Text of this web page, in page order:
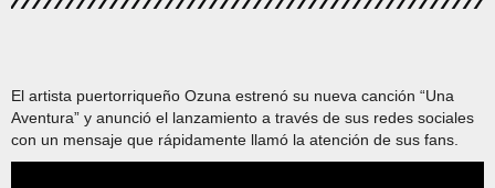
El artista puertorriqueño Ozuna estrenó su nueva canción “Una
Aventura” y anunció el lanzamiento a través de sus redes sociales
con un mensaje que rápidamente llamó la atención de sus fans.